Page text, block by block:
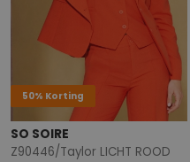
50% Korting
SO SOIRE
Z90446/Taylor LICHT ROOD